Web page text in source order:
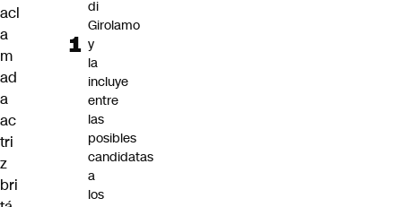
acl
a
m
ad
a
ac
tri
z
bri
di
Girolamo
y
la
incluye
entre
las
posibles
candidatas
a
los